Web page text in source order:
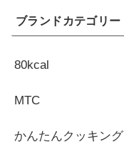
ブランドカテゴリー
80kcal
MTC
かんたんクッキング